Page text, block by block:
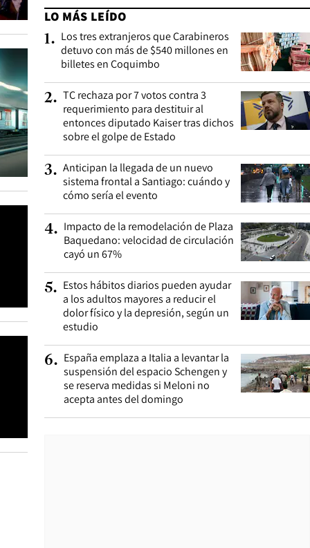
LO MÁS LEÍDO
1. Los tres extranjeros que Carabineros
detuvo con más de $540 millones en
billetes en Coquimbo
2. TC rechaza por 7 votos contra 3
requerimiento para destituir al
entonces diputado Kaiser tras dichos
sobre el golpe de Estado
3. Anticipan la llegada de un nuevo
sistema frontal a Santiago: cuándo y
cómo sería el evento
4. Impacto de la remodelación de Plaza
Baquedano: velocidad de circulación
cayó un 67%
5. Estos hábitos diarios pueden ayudar
a los adultos mayores a reducir el
dolor físico y la depresión, según un
estudio
6. España emplaza a Italia a levantar la
suspensión del espacio Schengen y
se reserva medidas si Meloni no
acepta antes del domingo